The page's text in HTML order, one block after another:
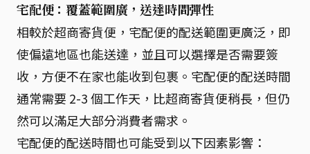
宅配便：覆蓋範圍廣，送達時間彈性
相較於超商寄貨便，宅配便的配送範圍更廣泛，即
使偏遠地區也能送達，並且可以選擇是否需要簽
收，方便不在家也能收到包裹。宅配便的配送時間
通常需要 2-3 個工作天，比超商寄貨便稍長，但仍
然可以滿足大部分消費者需求。
宅配便的配送時間也可能受到以下因素影響：